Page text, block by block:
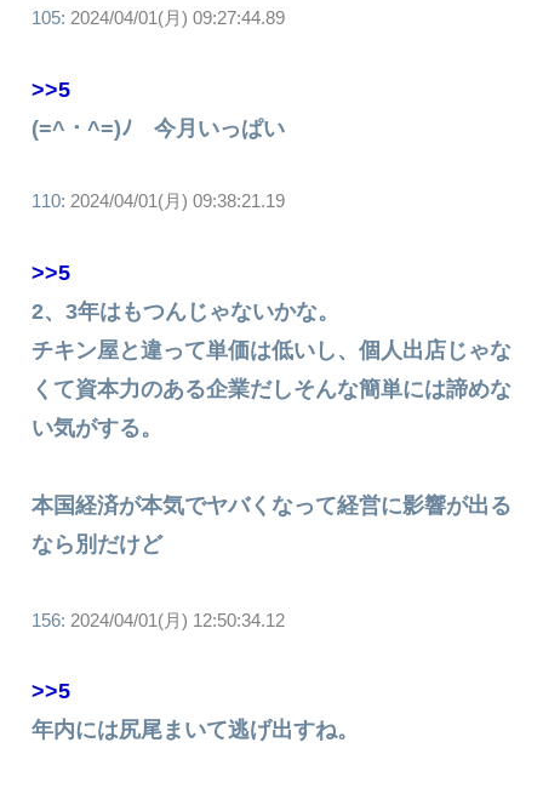
105: 2024/04/01(月) 09:27:44.89
>>5
(=^・^=)ﾉ 今月いっぱい
110: 2024/04/01(月) 09:38:21.19
>>5
2、3年はもつんじゃないかな。
チキン屋と違って単価は低いし、個人出店じゃな
くて資本力のある企業だしそんな簡単には諦めな
い気がする。
本国経済が本気でヤバくなって経営に影響が出る
なら別だけど
156: 2024/04/01(月) 12:50:34.12
>>5
年内には尻尾まいて逃げ出すね。